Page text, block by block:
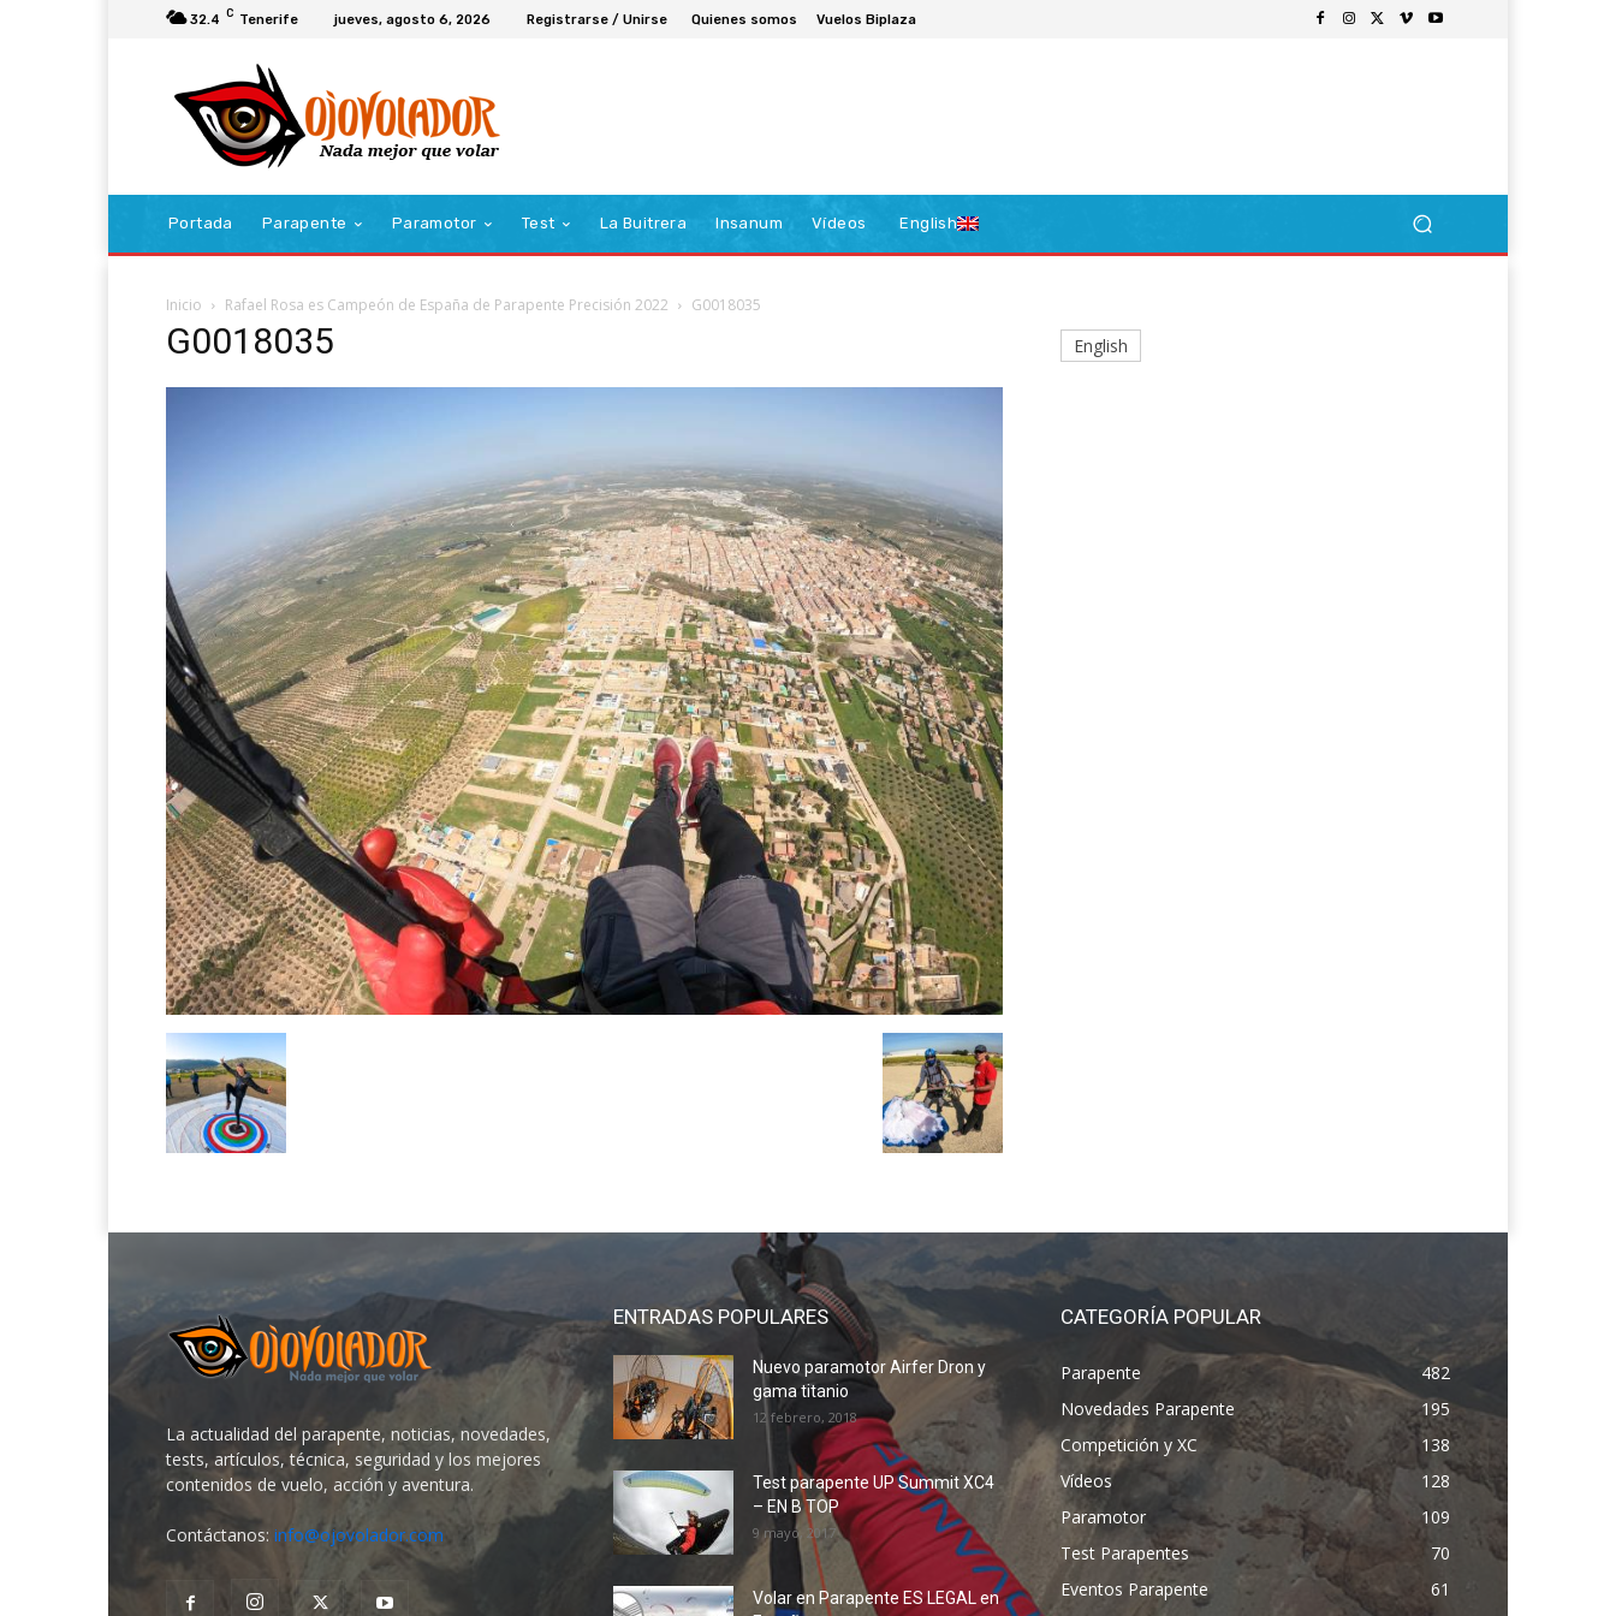
32.4 C Tenerife jueves, agosto 6, 2026 Registrarse / Unirse Quienes somos Vuelos Biplaza
Portada Parapente Paramotor Test La Buitrera Insanum Vídeos English
Inicio Rafael Rosa es Campeón de España de Parapente Precisión 2022 G0018035
G0018035 English
La actualidad del parapente, noticias, novedades,
tests, artículos, técnica, seguridad y los mejores
contenidos de vuelo, acción y aventura.
Contáctanos: info@ojovolador.com
ENTRADAS POPULARES
Nuevo paramotor Airfer Dron y
gama titanio
12 febrero, 2018
Test parapente UP Summit XC4
– EN B TOP
9 mayo, 2017
Volar en Parapente ES LEGAL en
CATEGORÍA POPULAR
Parapente
482
Novedades Parapente
195
Competición y XC
138
Vídeos
128
Paramotor
109
Test Parapentes
70
Eventos Parapente
61